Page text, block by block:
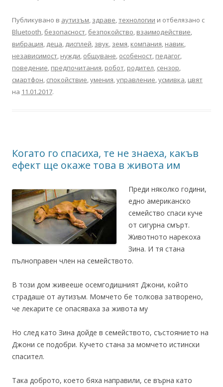
Публикувано в аутизъм, здраве,технологии и отбелязано с
Bluetooth, безопасност, безпокойство, взаимодействие,
вибрация, деца, дисплей, звук, земя, компания, навик,
независимост, нужди, общуване, особеност, педагог,
поведение, предпочитания, робот, родител, сензор,
смартфон, спокойствие,умения,управление,усмивка, цвят
на 11.01.2017.
Когато го спасиха, те не знаеха, какъв
ефект ще окаже това в живота им
Преди няколко години,
едно американско
семейство спаси куче
от сигурна смърт.
Животното нарекоха
Зина. И тя стана
пълноправен член на семейството.
В този дом живееше осемгодишният Джони, който
страдаше от аутизъм. Момчето бе толкова затворено,
че лекарите се опасяваха за живота му
Но след като Зина дойде в семейството, състоянието на
Джони се подобри. Кучето стана за момчето истински
спасител.
Така доброто, което бяха направили, се върна като